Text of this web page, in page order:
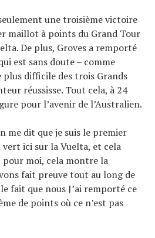
une troisième victoire
maillot à points du Grand Tour
De plus, Groves a remporté
est sans doute – comme
plus difficile des trois Grands
réussisse. Tout cela, à 24
pour l’avenir de l’Australien.
me dit que je suis le premier
ici sur la Vuelta, et cela
pour moi, cela montre la
fait preuve tout au long de
fait que nous J’ai remporté ce
de points où ce n’est pas